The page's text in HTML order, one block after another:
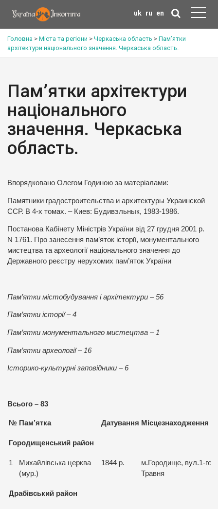
uk ru en
Головна > Міста та регіони > Черкаська область > Пам’ятки
архітектури національного значення. Черкаська область.
Пам’ятки архітектури
національного
значення. Черкаська
область.
Впорядковано Олегом Годиною за матеріалами:
Памятники градостроительства и архитектуры Украинской
ССР. В 4-х томах. – Киев: Будивэльнык, 1983-1986.
Постанова Кабінету Міністрів України від 27 грудня 2001 р.
N 1761. Про занесення пам’яток історії, монументального
мистецтва та археології національного значення до
Державного реєстру нерухомих пам’яток України
Пам’ятки містобудування і архітектури – 56
Пам’ятки історії – 4
Пам’ятки монументального мистецтва – 1
Пам’ятки археології – 16
Історико-культурні заповідники – 6
Всього – 83
№ Пам’ятка Датування Місцезнаходження
Городищенський район
1
Михайлiвська церква
(мур.)
1844 р.
м.Городище, вул.1-го
Травня
Драбівський район